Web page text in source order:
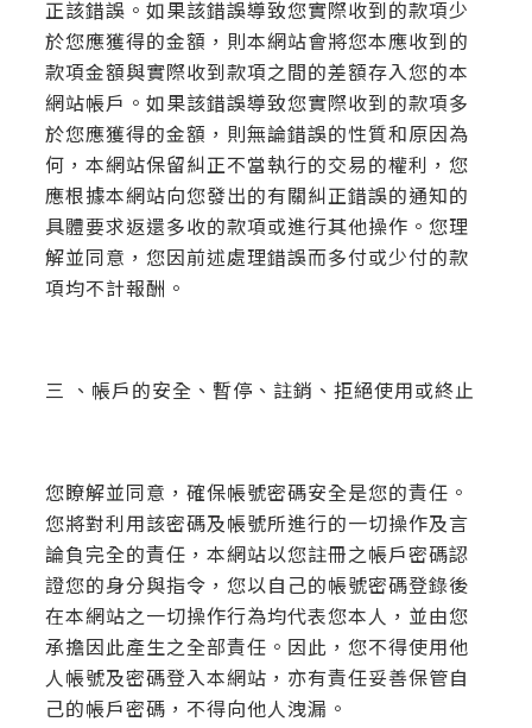
正該錯誤。如果該錯誤導致您實際收到的款項少
於您應獲得的金額，則本網站會將您本應收到的
款項金額與實際收到款項之間的差額存入您的本
網站帳戶。如果該錯誤導致您實際收到的款項多
於您應獲得的金額，則無論錯誤的性質和原因為
何，本網站保留糾正不當執行的交易的權利，您
應根據本網站向您發出的有關糾正錯誤的通知的
具體要求返還多收的款項或進行其他操作。您理
解並同意，您因前述處理錯誤而多付或少付的款
項均不計報酬。
三 、帳戶的安全、暫停、註銷、拒絕使用或終止
您瞭解並同意，確保帳號密碼安全是您的責任。
您將對利用該密碼及帳號所進行的一切操作及言
論負完全的責任，本網站以您註冊之帳戶密碼認
證您的身分與指令，您以自己的帳號密碼登錄後
在本網站之一切操作行為均代表您本人，並由您
承擔因此產生之全部責任。因此，您不得使用他
人帳號及密碼登入本網站，亦有責任妥善保管自
己的帳戶密碼，不得向他人洩漏。